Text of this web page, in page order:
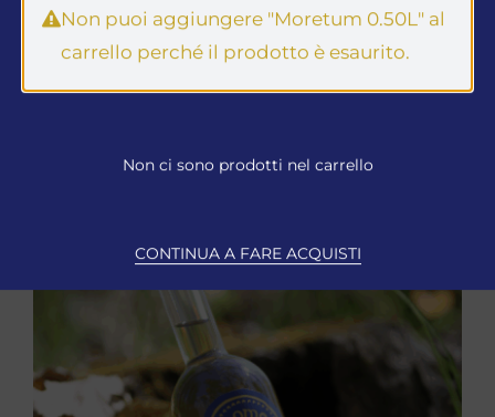
Non puoi aggiungere "Moretum 0.50L" al
carrello perché il prodotto è esaurito.
Non ci sono prodotti nel carrello
CONTINUA A FARE ACQUISTI